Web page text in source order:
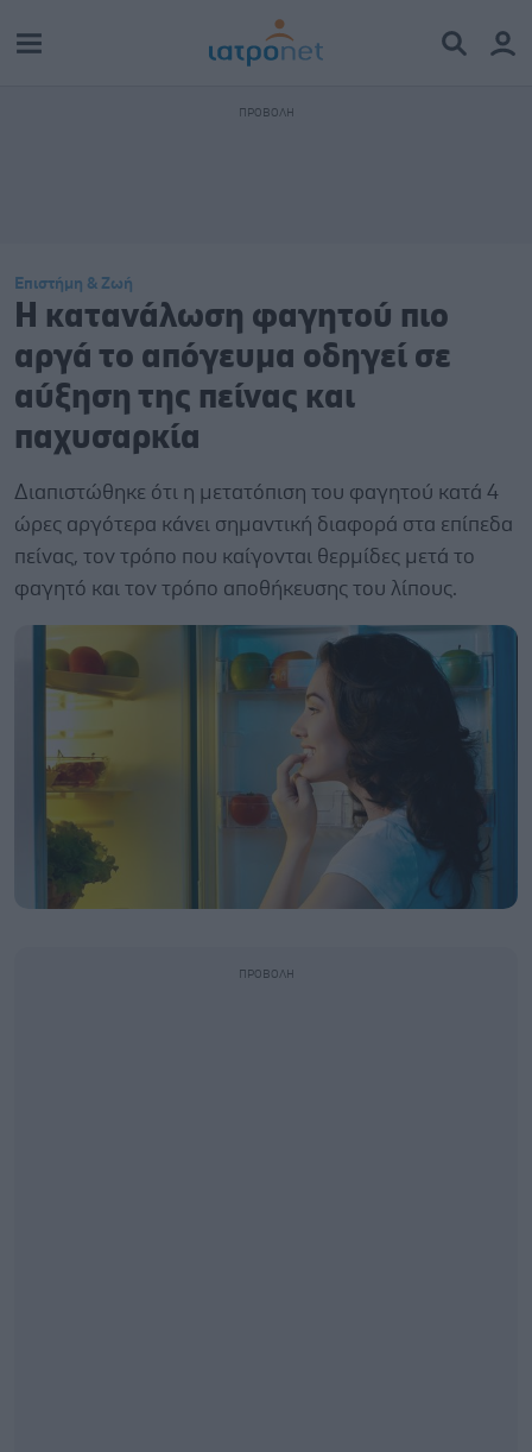
Επιστήμη & Ζωή
Η κατανάλωση φαγητού πιο
αργά το απόγευμα οδηγεί σε
αύξηση της πείνας και
παχυσαρκία
Διαπιστώθηκε ότι η μετατόπιση του φαγητού κατά 4
ώρες αργότερα κάνει σημαντική διαφορά στα επίπεδα
πείνας, τον τρόπο που καίγονται θερμίδες μετά το
φαγητό και τον τρόπο αποθήκευσης του λίπους.